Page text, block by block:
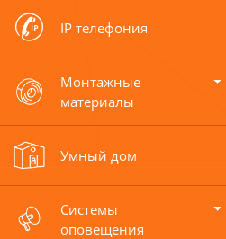
IP телефония
Монтажные
материалы
Умный дом
Системы
оповещения